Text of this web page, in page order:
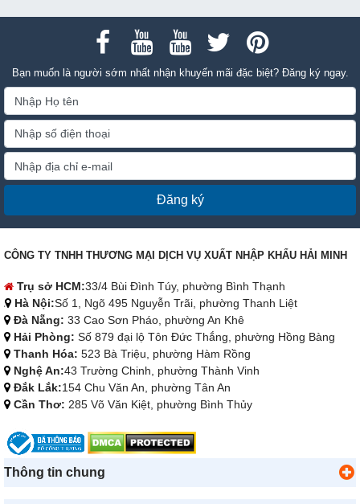
Bạn muốn là người sớm nhất nhận khuyến mãi đặc biệt? Đăng ký ngay.
Đăng ký
CÔNG TY TNHH THƯƠNG MẠI DỊCH VỤ XUẤT NHẬP KHẨU HẢI MINH
Trụ sở HCM:33/4 Bùi Đình Túy, phường Bình Thạnh
Hà Nội:Số 1, Ngõ 495 Nguyễn Trãi, phường Thanh Liệt
Đà Nẵng: 33 Cao Sơn Pháo, phường An Khê
Hải Phòng: Số 879 đại lộ Tôn Đức Thắng, phường Hồng Bàng
Thanh Hóa: 523 Bà Triệu, phường Hàm Rồng
Nghệ An:43 Trường Chinh, phường Thành Vinh
Đắk Lắk:154 Chu Văn An, phường Tân An
Cần Thơ: 285 Võ Văn Kiệt, phường Bình Thủy
Thông tin chung